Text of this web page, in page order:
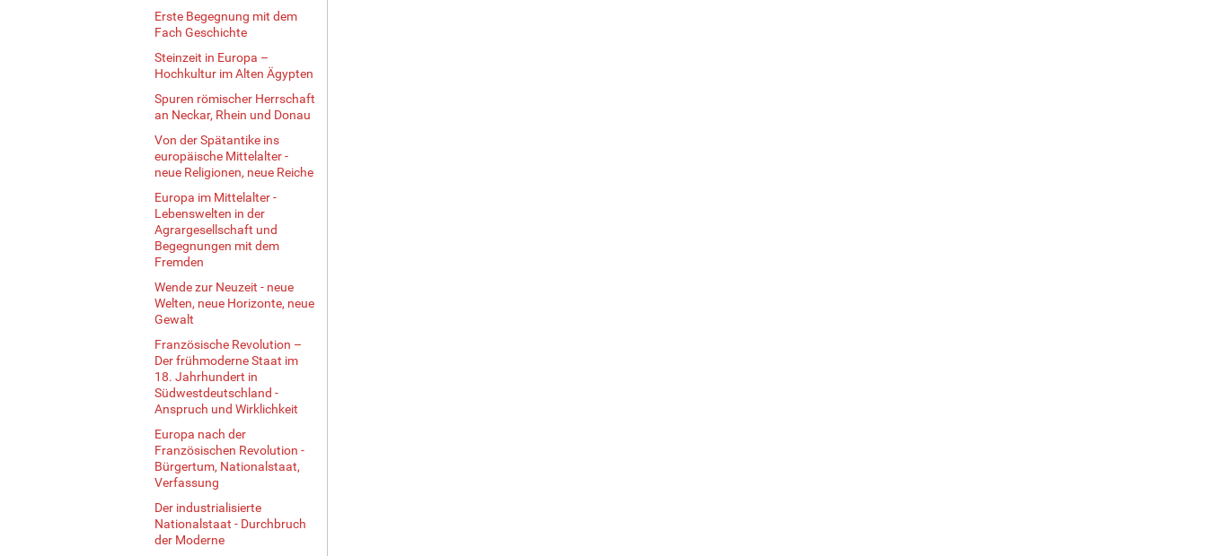
Erste Begegnung mit dem
Fach Geschichte
Steinzeit in Europa –
Hochkultur im Alten Ägypten
Spuren römischer Herrschaft
an Neckar, Rhein und Donau
Von der Spätantike ins
europäische Mittelalter -
neue Religionen, neue Reiche
Europa im Mittelalter -
Lebenswelten in der
Agrargesellschaft und
Begegnungen mit dem
Fremden
Wende zur Neuzeit - neue
Welten, neue Horizonte, neue
Gewalt
Französische Revolution –
Der frühmoderne Staat im
18. Jahrhundert in
Südwestdeutschland -
Anspruch und Wirklichkeit
Europa nach der
Französischen Revolution -
Bürgertum, Nationalstaat,
Verfassung
Der industrialisierte
Nationalstaat - Durchbruch
der Moderne